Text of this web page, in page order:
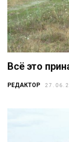
Всё это
РЕДАКТОР